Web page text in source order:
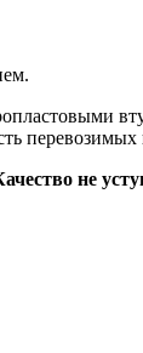
перевозимых
не